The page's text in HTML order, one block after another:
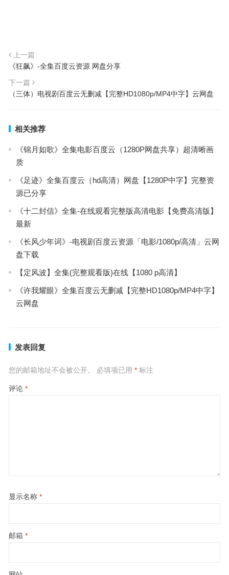
上一篇
《狂飙》-全集百度云资源 网盘分享
下一篇
（三体）电视剧百度云无删减【完整HD1080p/MP4中字】云网盘
相关推荐
《锦月如歌》全集电影百度云（1280P网盘共享）超清晰画
质
《足迹》全集百度云（hd高清）网盘【1280P中字】完整资
源已分享
《十二封信》全集-在线观看完整版高清电影【免费高清版】
最新
《长风少年词》-电视剧百度云资源「电影/1080p/高清」云网
盘下载
【定风波】全集(完整观看版)在线【1080 p高清】
《许我耀眼》全集百度云无删减【完整HD1080p/MP4中字】
云网盘
发表回复
您的邮箱地址不会被公开。 必填项已用 *标注
评论 *
显示名称 *
邮箱 *